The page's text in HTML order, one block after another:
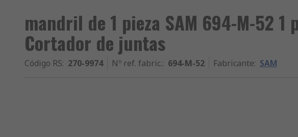
mandril de 1 pieza SAM 694-M-52 1
Cortador de juntas
Código RS: 270-9974 Nº ref. fabric.: 694-M-52 Fabricante: SAM